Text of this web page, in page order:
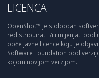
LICENCA
OpenShot™ je slobodan
redistribuirati i/ili mijenjati pod
opće javne licence koju je
Software Foundation pod
kojom novijom verzijom.